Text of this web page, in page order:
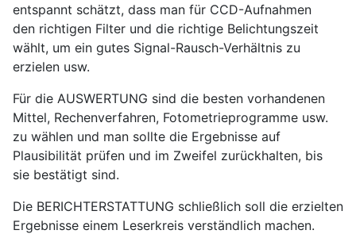
entspannt schätzt, dass man für CCD-Aufnahmen
den richtigen Filter und die richtige Belichtungszeit
wählt, um ein gutes Signal-Rausch-Verhältnis zu
erzielen usw.
Für die AUSWERTUNG sind die besten vorhandenen
Mittel, Rechenverfahren, Fotometrieprogramme usw.
zu wählen und man sollte die Ergebnisse auf
Plausibilität prüfen und im Zweifel zurückhalten, bis
sie bestätigt sind.
Die BERICHTERSTATTUNG schließlich soll die erzielten
Ergebnisse einem Leserkreis verständlich machen.